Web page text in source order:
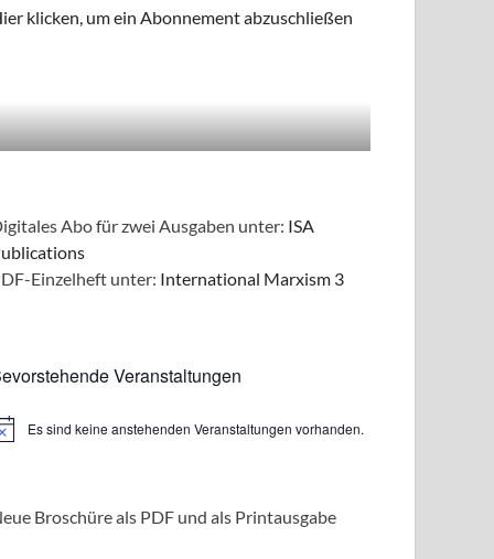
klicken, um ein Abonnement abzuschließen
Abo für zwei Ausgaben unter: ISA
Einzelheft unter: International Marxism 3
Veranstaltungen
Es sind keine anstehenden Veranstaltungen vorhanden.
Broschüre als PDF und als Printausgabe